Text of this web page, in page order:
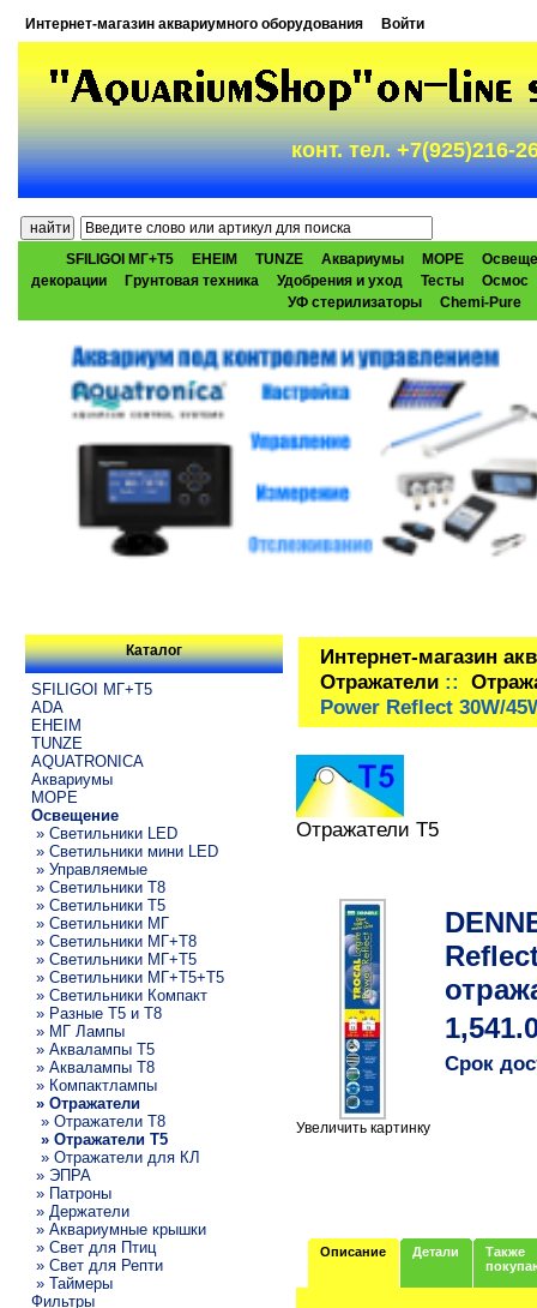
Интернет-магазин аквариумного оборудования Войти
конт. тел. +7(925)216-
SFILIGOI МГ+Т5 EHEIM TUNZE Аквариумы МОРЕ
декорации
Грунтовая техника Удобрения и уход Тесты
Осмос
УФ стерилизаторы
Chemi-Pure
Каталог
SFILIGOI МГ+Т5
ADA
EHEIM
TUNZE
AQUATRONICA
Аквариумы
МОРЕ
Освещение
» Светильники LED
» Светильники мини LED
» Управляемые
» Светильники T8
» Светильники T5
» Светильники МГ
» Светильники МГ+T8
» Светильники МГ+T5
» Светильники МГ+T5+T5
» Светильники Компакт
» Разные T5 и T8
» МГ Лампы
» Аквалампы T5
» Аквалампы T8
» Компактлампы
» Отражатели
» Отражатели T8
» Отражатели T5
» Отражатели для КЛ
» ЭПРА
» Патроны
» Держатели
» Аквариумные крышки
» Свет для Птиц
» Свет для Репти
» Таймеры
Фильтры
Интернет-магазин
Отражатели::
Power Reflect 30W/
Отражатели T5
Увеличить картинку
Срок
Описание Детали
Также